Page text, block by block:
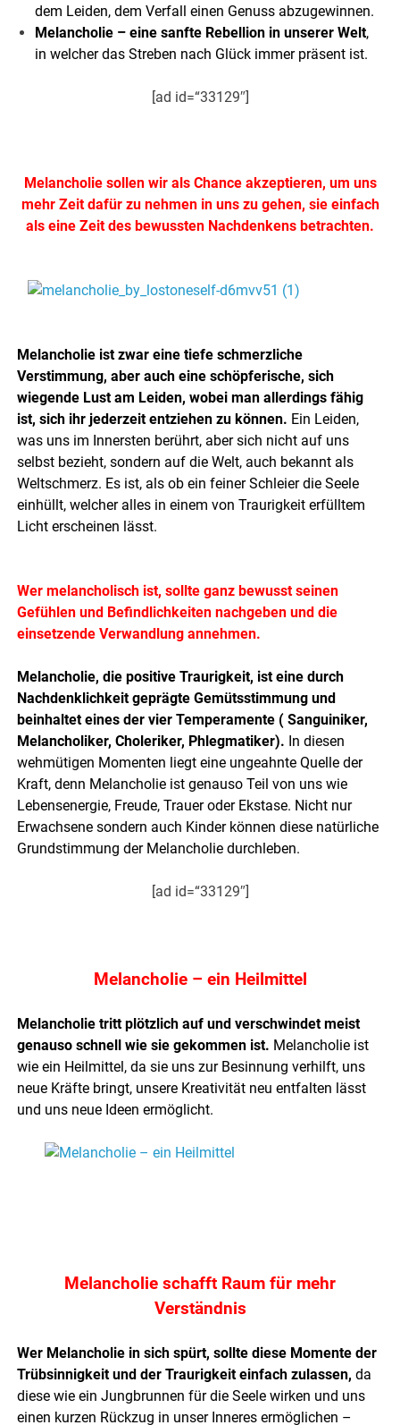
dem Leiden, dem Verfall einen Genuss abzugewinnen.
Melancholie – eine sanfte Rebellion in unserer Welt,
in welcher das Streben nach Glück immer präsent ist.
[ad id=“33129″]
Melancholie sollen wir als Chance akzeptieren, um uns
mehr Zeit dafür zu nehmen in uns zu gehen, sie einfach
als eine Zeit des bewussten Nachdenkens betrachten.
Melancholie ist zwar eine tiefe schmerzliche
Verstimmung, aber auch eine schöpferische, sich
wiegende Lust am Leiden, wobei man allerdings fähig
ist, sich ihr jederzeit entziehen zu können. Ein Leiden,
was uns im Innersten berührt, aber sich nicht auf uns
selbst bezieht, sondern auf die Welt, auch bekannt als
Weltschmerz. Es ist, als ob ein feiner Schleier die Seele
einhüllt, welcher alles in einem von Traurigkeit erfülltem
Licht erscheinen lässt.
Wer melancholisch ist, sollte ganz bewusst seinen
Gefühlen und Befindlichkeiten nachgeben und die
einsetzende Verwandlung annehmen.
Melancholie, die positive Traurigkeit, ist eine durch
Nachdenklichkeit geprägte Gemütsstimmung und
beinhaltet eines der vier Temperamente ( Sanguiniker,
Melancholiker, Choleriker, Phlegmatiker). In diesen
wehmütigen Momenten liegt eine ungeahnte Quelle der
Kraft, denn Melancholie ist genauso Teil von uns wie
Lebensenergie, Freude, Trauer oder Ekstase. Nicht nur
Erwachsene sondern auch Kinder können diese natürliche
Grundstimmung der Melancholie durchleben.
[ad id=“33129″]
Melancholie – ein Heilmittel
Melancholie tritt plötzlich auf und verschwindet meist
genauso schnell wie sie gekommen ist. Melancholie ist
wie ein Heilmittel, da sie uns zur Besinnung verhilft, uns
neue Kräfte bringt, unsere Kreativität neu entfalten lässt
und uns neue Ideen ermöglicht.
Melancholie schafft Raum für mehr
Verständnis
Wer Melancholie in sich spürt, sollte diese Momente der
Trübsinnigkeit und der Traurigkeit einfach zulassen,da
diese wie ein Jungbrunnen für die Seele wirken und uns
einen kurzen Rückzug in unser Inneres ermöglichen –